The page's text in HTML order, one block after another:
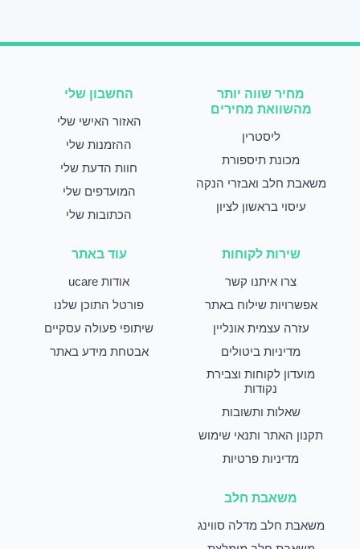
מחיר שווה יותר
מהשוואת מחירים
ליסטרין
מכונת תיספורת
משאבת חלב ואבזרי הנקה
עיסוי בראשון לציון
החשבון שלי
האזור האישי שלי
ההזמנות שלי
חוות הדעת שלי
המועדפים שלי
הכתובות שלי
שירות לקוחות
צרו איתנו קשר
אפשרויות שילוח באתר
עזרה עצמית אונליין
מדיניות ביטולים
מועדון לקוחות וצבירת
נקודות
שאלות ותשובות
תקנון האתר ותנאי שימוש
מדיניות פרטיות
עוד באתר
אודות ucare
פורטל התוכן שלנו
שיתופי פעולה עסקיים
אבטחת מידע באתר
משאבת חלב
משאבת חלב מדלה סווינג